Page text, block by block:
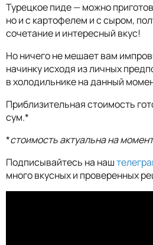
Турецкое пиде — можно
но и с картофелем и с сыром,
сочетание и интересный вкус!
Но ничего не мешает вам
начинку исходя из личных
в холодильнике на данный
Приблизительная стоимость
сум.*
*стоимость актуальна на
Подписывайтесь на наш
много вкусных и проверенных